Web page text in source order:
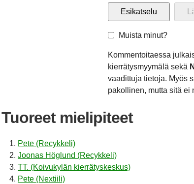
Muista minut?
Kommentoitaessa
kierrätysmyymälä sekä
vaadittuja tietoja. Myös
pakollinen, mutta sitä ei
Tuoreet mielipiteet
Pete (Recykkeli)
Joonas Höglund (Recykkeli)
TT. (Koivukylän kierrätyskeskus)
Pete (Nextiili)